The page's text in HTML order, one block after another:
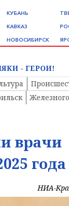
КУБАНЬ
КАВКАЗ
НОВОСИБИРСК
- ГЕРОИ!
врачи
года
НИА-